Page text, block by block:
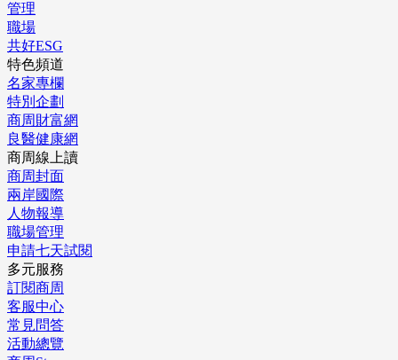
管理
職場
共好ESG
特色頻道
名家專欄
特別企劃
商周財富網
良醫健康網
商周線上讀
商周封面
兩岸國際
人物報導
職場管理
申請七天試閱
多元服務
訂閱商周
客服中心
常見問答
活動總覽